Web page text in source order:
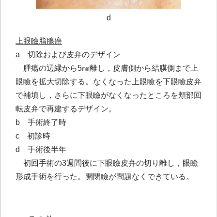
d
上眼瞼脂腺癌
a 切除および皮弁のデザイン
腫瘍の辺縁から5㎜離し，皮膚側から結膜側まで上
眼瞼を拡大切除する。なくなった上眼瞼を下眼瞼皮弁
で補填し，さらに下眼瞼がなくなったところを頬部回
転皮弁で再建するデザイン。
b 手術終了時
c 初診時
d 手術後半年
初回手術の3週間後に下眼瞼皮弁の切り離し，眼瞼
形成手術を行った。開閉瞼が問題なくできている。